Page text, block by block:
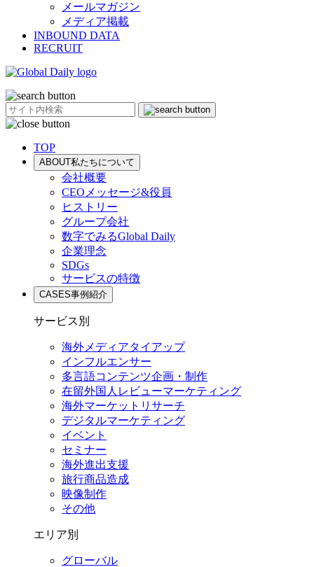
メールマガジン
メディア掲載
INBOUND DATA
RECRUIT
TOP
ABOUT私たちについて
会社概要
CEOメッセージ&役員
ヒストリー
グループ会社
数字でみるGlobal Daily
企業理念
SDGs
サービスの特徴
CASES事例紹介
サービス別
海外メディアタイアップ
インフルエンサー
多言語コンテンツ企画・制作
在留外国⼈レビューマーケティング
海外マーケットリサーチ
デジタルマーケティング
イベント
セミナー
海外進出支援
旅行商品造成
映像制作
その他
エリア別
グローバル